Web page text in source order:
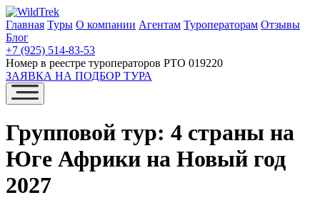
Главная Туры О компании Агентам Туроператорам Отзывы
Блог
+7 (925) 514-83-53
Номер в реестре туроператоров РТО 019220
ЗАЯВКА НА ПОДБОР ТУРА
Групповой тур: 4 страны на
Юге Африки на Новый год
2027